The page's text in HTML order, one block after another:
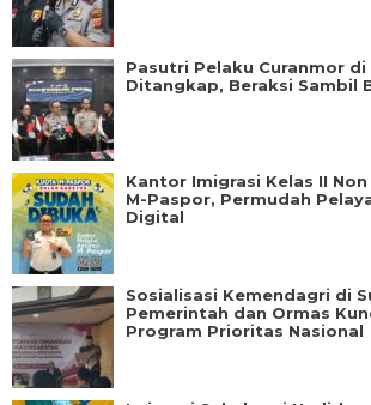
Pasutri Pelaku Curanmor di
Ditangkap, Beraksi Sambil
Kantor Imigrasi Kelas II
M-Paspor, Permudah
Digital
Sosialisasi Kemendagri di
Pemerintah dan Ormas
Program Prioritas Nasional